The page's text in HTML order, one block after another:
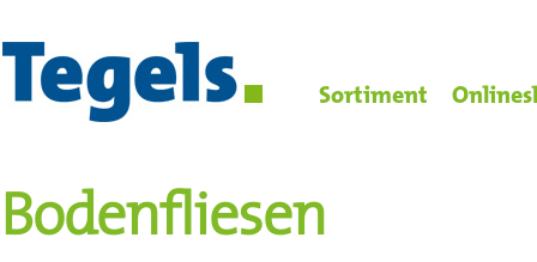
Sortiment
Bodenfliesen